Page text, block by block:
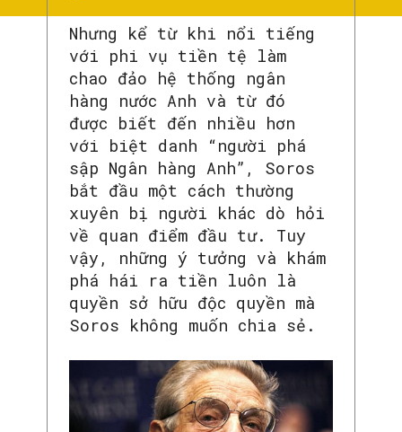
Nhưng kể từ khi nổi tiếng
với phi vụ tiền tệ làm
chao đảo hệ thống ngân
hàng nước Anh và từ đó
được biết đến nhiều hơn
với biệt danh “người phá
sập Ngân hàng Anh”, Soros
bắt đầu một cách thường
xuyên bị người khác dò hỏi
về quan điểm đầu tư. Tuy
vậy, những ý tưởng và khám
phá hái ra tiền luôn là
quyền sở hữu độc quyền mà
Soros không muốn chia sẻ.